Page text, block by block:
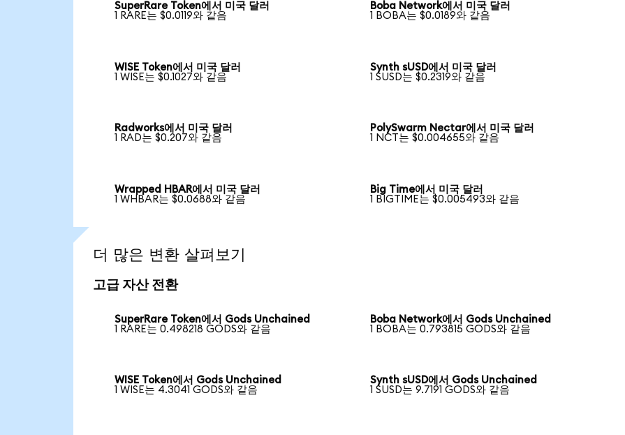
SuperRare Token에서 미국 달러
1 RARE는 $0.0119와 같음
Boba Network에서 미국 달러
1 BOBA는 $0.0189와 같음
WISE Token에서 미국 달러
1 WISE는 $0.1027와 같음
Synth sUSD에서 미국 달러
1 SUSD는 $0.2319와 같음
Radworks에서 미국 달러
1 RAD는 $0.207와 같음
PolySwarm Nectar에서 미국 달러
1 NCT는 $0.004655와 같음
Wrapped HBAR에서 미국 달러
1 WHBAR는 $0.0688와 같음
Big Time에서 미국 달러
1 BIGTIME는 $0.005493와 같음
더 많은 변환 살펴보기
고급 자산 전환
SuperRare Token에서 Gods Unchained
1 RARE는 0.498218 GODS와 같음
Boba Network에서 Gods Unchained
1 BOBA는 0.793815 GODS와 같음
WISE Token에서 Gods Unchained
1 WISE는 4.3041 GODS와 같음
Synth sUSD에서 Gods Unchained
1 SUSD는 9.7191 GODS와 같음